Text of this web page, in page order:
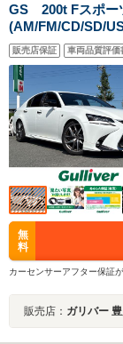
GS 200t Fスポー
(AM/FM/CD/SD/
カメラ/レーダー
ETC2.0/サンルー
ー/D+Nエアシー
販売店保証 車両品質評価
無
料
カーセンサーアフター保証
販売店： ガリバー